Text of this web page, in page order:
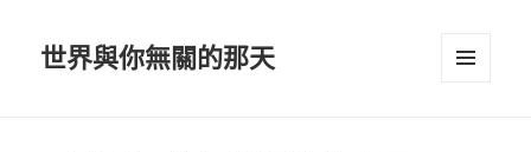
世界與你無關的那天